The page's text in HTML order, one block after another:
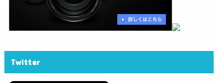
Twitter